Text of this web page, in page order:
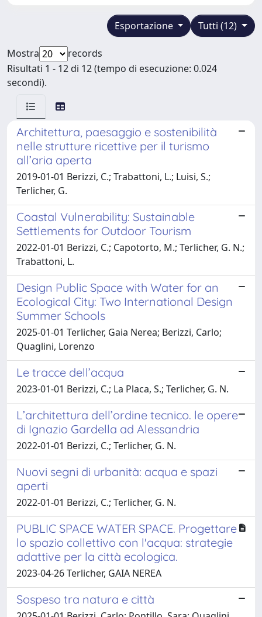
Tutti (12)
Esportazione
Mostra
records
Risultati 1 - 12 di 12 (tempo di esecuzione: 0.024
secondi).
Architettura, paesaggio e sostenibilità
nelle strutture ricettive per il turismo
all’aria aperta
2019-01-01 Berizzi, C.; Trabattoni, L.; Luisi, S.;
Terlicher, G.
Coastal Vulnerability: Sustainable
Settlements for Outdoor Tourism
2022-01-01 Berizzi, C.; Capotorto, M.; Terlicher, G. N.;
Trabattoni, L.
Design Public Space with Water for an
Ecological City: Two International Design
Summer Schools
2025-01-01 Terlicher, Gaia Nerea; Berizzi, Carlo;
Quaglini, Lorenzo
Le tracce dell’acqua
2023-01-01 Berizzi, C.; La Placa, S.; Terlicher, G. N.
L’architettura dell’ordine tecnico. le opere
di Ignazio Gardella ad Alessandria
2022-01-01 Berizzi, C.; Terlicher, G. N.
Nuovi segni di urbanità: acqua e spazi
aperti
2022-01-01 Berizzi, C.; Terlicher, G. N.
PUBLIC SPACE WATER SPACE. Progettare
lo spazio collettivo con l'acqua: strategie
adattive per la città ecologica.
2023-04-26 Terlicher, GAIA NEREA
Sospeso tra natura e città